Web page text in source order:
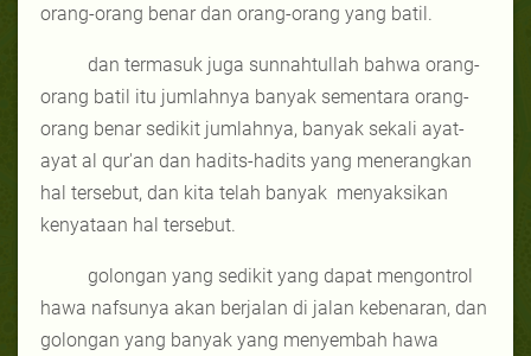
orang-orang benar dan orang-orang yang batil.
dan termasuk juga sunnahtullah bahwa orang-
orang batil itu jumlahnya banyak sementara orang-
orang benar sedikit jumlahnya, banyak sekali ayat-
ayat al qur'an dan hadits-hadits yang menerangkan
hal tersebut, dan kita telah banyak menyaksikan
kenyataan hal tersebut.
golongan yang sedikit yang dapat mengontrol
hawa nafsunya akan berjalan di jalan kebenaran, dan
golongan yang banyak yang menyembah hawa